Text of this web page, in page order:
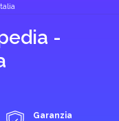
-
Garanzia